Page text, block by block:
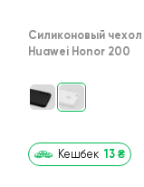
Силиконовый чехол
Huawei Honor 200
Кешбек 13 ₴